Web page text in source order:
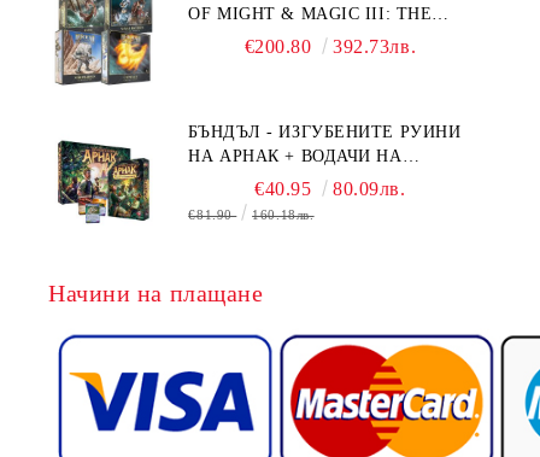
OF MIGHT & MAGIC III: THE
BOARD GAME EXPANSIONS -
€200.80 392.73лв.
БЪНДЪЛ - ИЗГУБЕНИТЕ РУИНИ
НА АРНАК + ВОДАЧИ НА
ЕКСПЕДИЦИИ + ПРОМО КАРТИ
БЕЗПЛАТНО
€40.95 80.09лв.
€81.90 160.18лв.
Начини на плащане